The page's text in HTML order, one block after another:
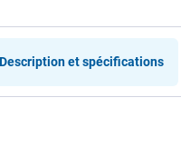
Description et spécifications